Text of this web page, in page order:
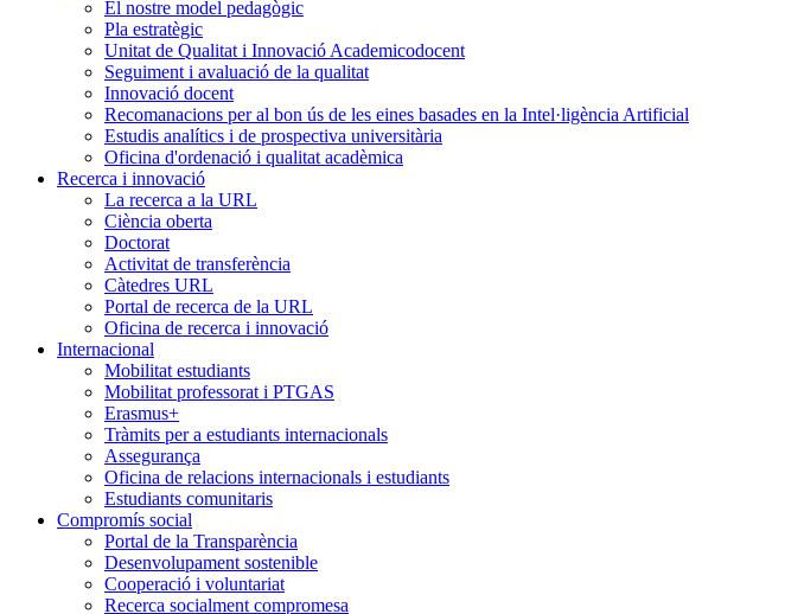
El nostre model pedagògic
Pla estratègic
Unitat de Qualitat i Innovació Academicodocent
Seguiment i avaluació de la qualitat
Innovació docent
Recomanacions per al bon ús de les eines basades en la Intel·ligència Artificial
Estudis analítics i de prospectiva universitària
Oficina d'ordenació i qualitat acadèmica
Recerca i innovació
La recerca a la URL
Ciència oberta
Doctorat
Activitat de transferència
Càtedres URL
Portal de recerca de la URL
Oficina de recerca i innovació
Internacional
Mobilitat estudiants
Mobilitat professorat i PTGAS
Erasmus+
Tràmits per a estudiants internacionals
Assegurança
Oficina de relacions internacionals i estudiants
Estudiants comunitaris
Compromís social
Portal de la Transparència
Desenvolupament sostenible
Cooperació i voluntariat
Recerca socialment compromesa